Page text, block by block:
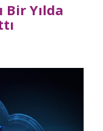
Bir Yılda